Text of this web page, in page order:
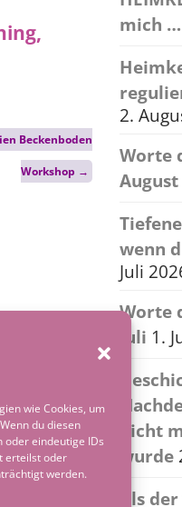
wie Cookies, um
du diesen
oder eindeutige IDs
erteilst oder
werden.
Beckenboden
Workshop →
mich
2.
Worte
August
wenn
Juli
Worte
Juli 1.
nicht
wurde
Als